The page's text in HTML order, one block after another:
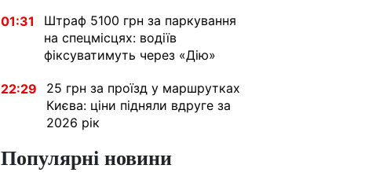
01:31
Штраф 5100 грн за паркування
на спецмісцях: водіїв
фіксуватимуть через «Дію»
22:29
25 грн за проїзд у маршрутках
Києва: ціни підняли вдруге за
2026 рік
Популярні новини